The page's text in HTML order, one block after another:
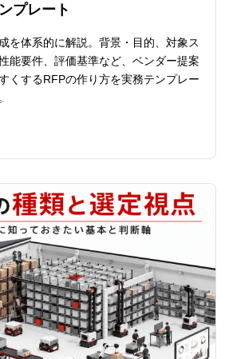
プレート
を体系的に解説。背景・目的、対象ス
能要件、評価基準など、ベンダー提案
くするRFPの作り方を実務テンプレー